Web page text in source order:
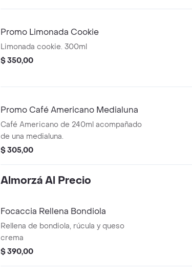
Promo Limonada Cookie
Limonada cookie. 300ml
$ 350,00
Promo Café Americano Medialuna
Café Americano de 240ml acompañado
de una medialuna.
$ 305,00
Almorzá Al Precio
Focaccia Rellena Bondiola
Rellena de bondiola, rúcula y queso
crema
$ 390,00